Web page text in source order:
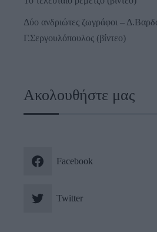
Δύο ανδριώτες ζωγράφοι –
Γ.Σεργουλόπουλος (βίντεο)
Ακολουθήστε μας
Facebook
Twitter